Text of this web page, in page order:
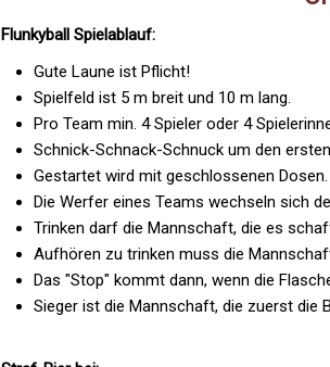
Flunkyball Spielablauf:
Gute Laune ist Pflicht!
Spielfeld ist 5 m breit und 10 m lang.
Pro Team min. 4 Spieler oder 4
Schnick-Schnack-Schnuck um den
Gestartet wird mit geschlossenen Dosen.
Die Werfer eines Teams wechseln sich
Trinken darf die Mannschaft, die es
Aufhören zu trinken muss die
Das "Stop" kommt dann, wenn die
Sieger ist die Mannschaft, die zuerst die